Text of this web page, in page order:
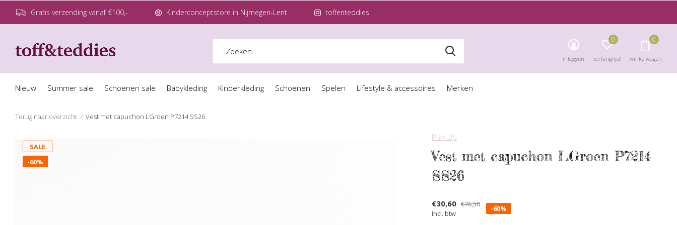
Nieuw Summer sale Schoenen sale Babykleding Kinderkleding Schoenen Spelen Lifestyle & accessoires Merken
inloggen verlanglijst
0
winkelwagen
0
Gratis verzending vanaf €100,- Kinderconceptstore in Nijmegen-Lent toffenteddies
Terug naar overzicht Vest met capuchon LGroen P7214 SS26
SALE
-60%
Play Up
Vest met capuchon LGroen P7214
SS26
€30,60 €76,50
Incl. btw
-60%